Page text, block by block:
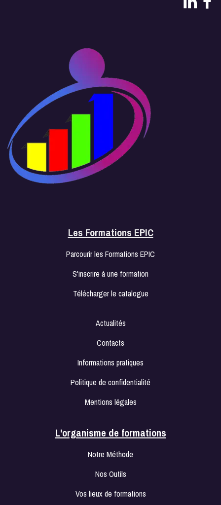
Les Formations EPIC
Parcourir les Formations EPIC
S'inscrire à une formation
Télécharger le catalogue
Actualités
Contacts
Informations pratiques
Politique de confidentialité
Mentions légales
L'organisme de formations
Notre Méthode
Nos Outils
Vos lieux de formations